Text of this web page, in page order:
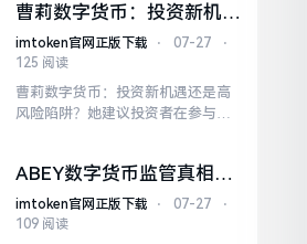
可能会出现大幅下跌，但跌成负数
的可能性极低。因此，即使某些平
台出现问题，也不会直接导致数字
币存在一定风险，但跌成负数的概
率微乎其微。
曹莉数字货币：投资新机遇
还是高风险陷阱？
imtoken官网正版下载 ⋅ 07-27
⋅
125 阅读
曹莉数字货币：投资新机遇还是高
风险陷阱？她建议投资者在参与数
事。曹莉强调，数字货币投资需要
理性与耐心。总体来说，曹莉为数
字货币市场提供了宝贵的见解。她
ABEY数字货币监管真相：
是正规军还是野路子？
imtoken官网正版下载 ⋅ 07-27
⋅
109 阅读